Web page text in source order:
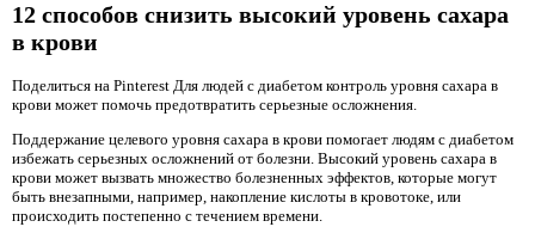
12 способов снизить высокий уровень сахара
в крови
Поделиться на Pinterest Для людей с диабетом контроль уровня сахара в
крови может помочь предотвратить серьезные осложнения.
Поддержание целевого уровня сахара в крови помогает людям с диабетом
избежать серьезных осложнений от болезни. Высокий уровень сахара в
крови может вызвать множество болезненных эффектов, которые могут
быть внезапными, например, накопление кислоты в кровотоке, или
происходить постепенно с течением времени.